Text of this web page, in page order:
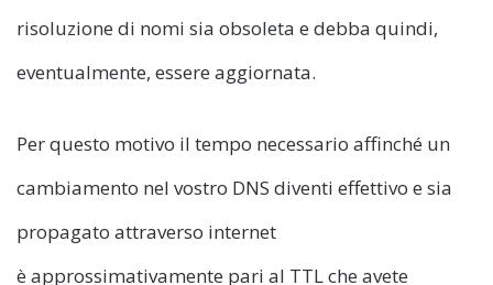
risoluzione di nomi sia obsoleta e debba quindi,
eventualmente, essere aggiornata.
Per questo motivo il tempo necessario affinché un
cambiamento nel vostro DNS diventi effettivo e sia
propagato attraverso internet
è approssimativamente pari al TTL che avete